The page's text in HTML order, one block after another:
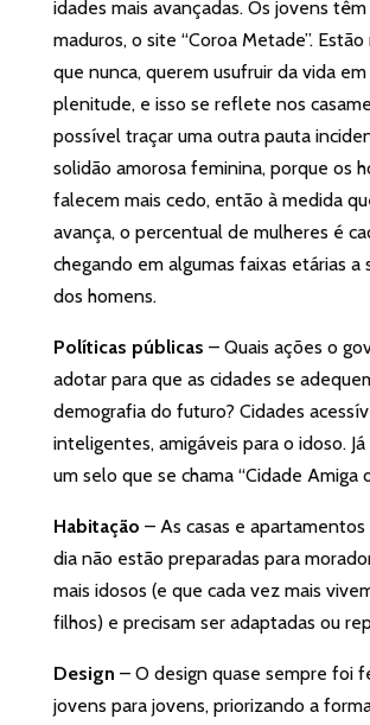
idades mais avançadas. Os jovens
maduros, o site “Coroa Metade”.
que nunca, querem usufruir da vida
plenitude, e isso se reflete nos
possível traçar uma outra pauta
solidão amorosa feminina, porque os
falecem mais cedo, então à medida
avança, o percentual de mulheres é
chegando em algumas faixas etárias a
dos homens.
Políticas públicas – Quais ações o
adotar para que as cidades se
demografia do futuro? Cidades
inteligentes, amigáveis para o idoso.
um selo que se chama “Cidade Amiga
Habitação – As casas e
dia não estão preparadas para
mais idosos (e que cada vez mais
filhos) e precisam ser adaptadas ou
Design – O design quase sempre foi
jovens para jovens, priorizando a